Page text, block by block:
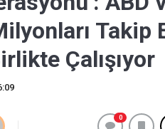
Takip
Çalışıyor
0